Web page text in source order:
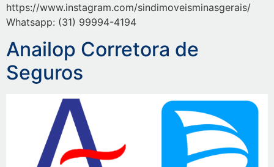
https://www.instagram.com/sindimoveisminasgerais/
Whatsapp: (31) 99994-4194
Anailop Corretora de
Seguros